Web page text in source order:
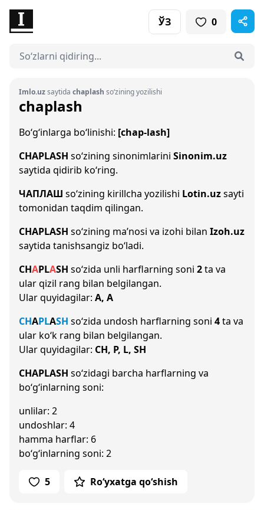
ЎЗ 0
Imlo.uzsaytida chaplash so‘zining yozilishi
chaplash
Bo‘g‘inlarga bo‘linishi: [chap-lash]
CHAPLASH so‘zining sinonimlarini Sinonim.uz
saytida qidirib ko‘ring.
ЧАПЛАШ so‘zining kirillcha yozilishi Lotin.uzsayti
tomonidan taqdim qilingan.
CHAPLASH so‘zining ma’nosi va izohi bilan Izoh.uz
saytida tanishsangiz bo‘ladi.
CHAPLASH so‘zida unli harflarning soni 2ta va
ular qizil rang bilan belgilangan.
Ular quyidagilar: A, A
CHAPLASH so‘zida undosh harflarning soni 4ta va
ular ko‘k rang bilan belgilangan.
Ular quyidagilar: CH, P, L, SH
CHAPLASH so‘zidagi barcha harflarning va
bo‘g‘inlarning soni:
unlilar: 2
undoshlar: 4
hamma harflar: 6
bo‘g‘inlarning soni: 2
5 Ro‘yxatga qo‘shish